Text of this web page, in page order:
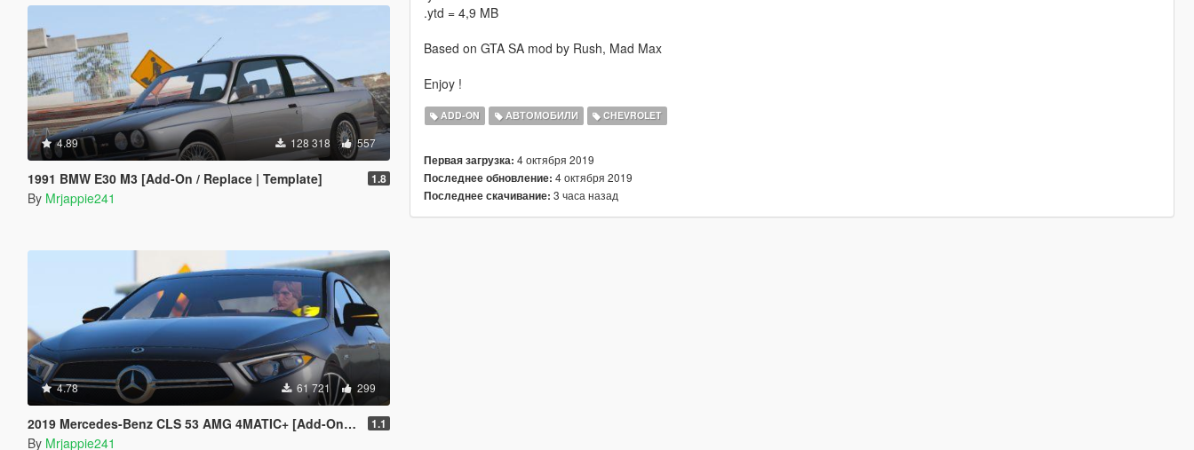
4.89 128 318 557
1991 BMW E30 M3 [Add-On / Replace | Template] 1.8
By Mrjappie241
4.78 61 721 299
2019 Mercedes-Benz CLS 53 AMG 4MATIC+ [Add-On / Replace] 1.1
By Mrjappie241
.ytd = 4,9 MB
Based on GTA SA mod by Rush, Mad Max
Enjoy !
ADD-ON АВТОМОБИЛИ CHEVROLET
Первая загрузка: 4 октября 2019
Последнее обновление: 4 октября 2019
Последнее скачивание: 3 часа назад